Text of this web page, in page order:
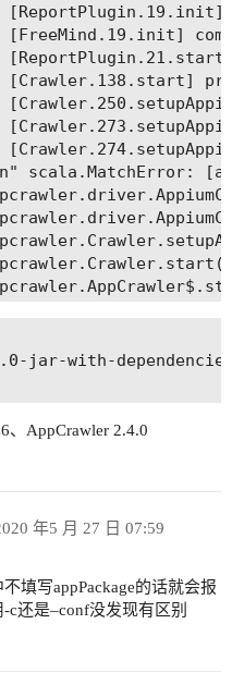
[FreeMind.19.init]
[Crawler.138.start]
scala.MatchError:
jar-with-
、AppCrawler 2.4.0
年5 月 27 日 07:59
填写appPackage的话就会报
还是–conf没发现有区别